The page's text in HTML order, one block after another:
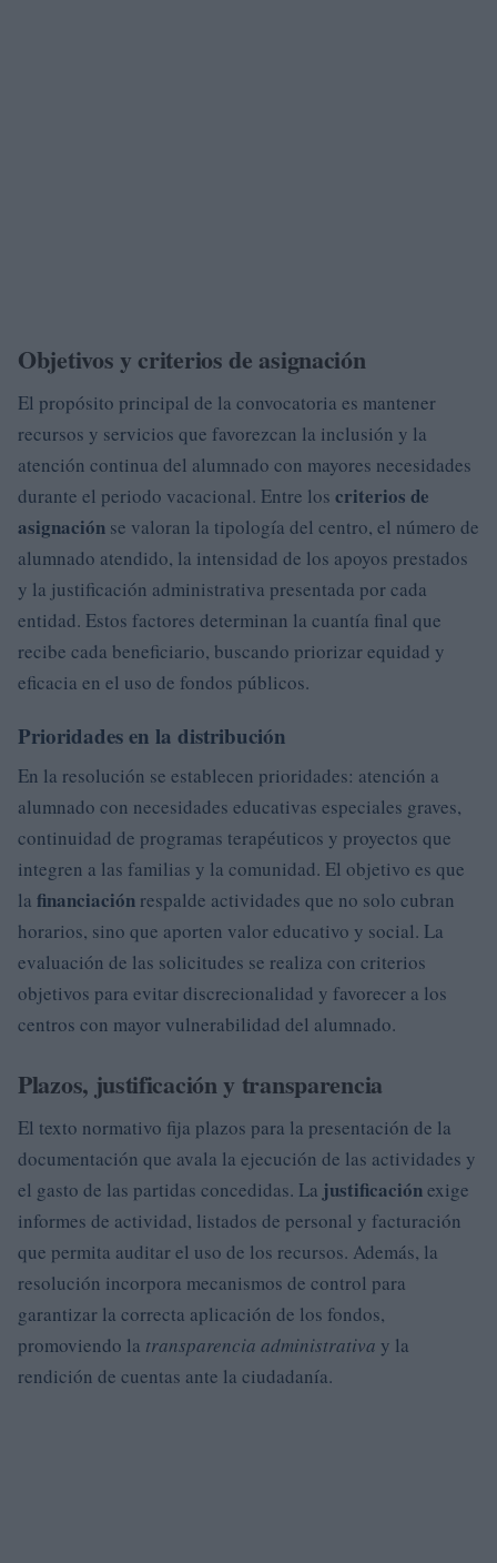
Objetivos y criterios de asignación
El propósito principal de la convocatoria es mantener
recursos y servicios que favorezcan la inclusión y la
atención continua del alumnado con mayores necesidades
durante el periodo vacacional. Entre los criterios de
asignación se valoran la tipología del centro, el número de
alumnado atendido, la intensidad de los apoyos prestados
y la justificación administrativa presentada por cada
entidad. Estos factores determinan la cuantía final que
recibe cada beneficiario, buscando priorizar equidad y
eficacia en el uso de fondos públicos.
Prioridades en la distribución
En la resolución se establecen prioridades: atención a
alumnado con necesidades educativas especiales graves,
continuidad de programas terapéuticos y proyectos que
integren a las familias y la comunidad. El objetivo es que
la financiación respalde actividades que no solo cubran
horarios, sino que aporten valor educativo y social. La
evaluación de las solicitudes se realiza con criterios
objetivos para evitar discrecionalidad y favorecer a los
centros con mayor vulnerabilidad del alumnado.
Plazos, justificación y transparencia
El texto normativo fija plazos para la presentación de la
documentación que avala la ejecución de las actividades y
el gasto de las partidas concedidas. La justificaciónexige
informes de actividad, listados de personal y facturación
que permita auditar el uso de los recursos. Además, la
resolución incorpora mecanismos de control para
garantizar la correcta aplicación de los fondos,
promoviendo la transparencia administrativa y la
rendición de cuentas ante la ciudadanía.